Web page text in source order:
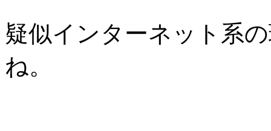
疑似インターネット系
ね。